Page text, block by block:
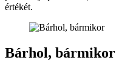
értékét.
Bárhol, bármikor